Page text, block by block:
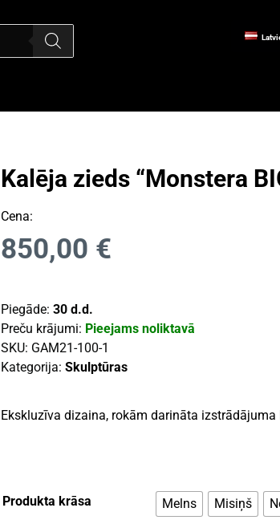
Kalēja zieds “Monstera
Cena:
850,00 €
Piegāde:30 d.d.
Preču krājumi: Pieejams noliktavā
SKU: GAM21-100-1
Kategorija:Skulptūras
Ekskluzīva dizaina, rokām darināta izstrādājuma
Produkta krāsa Melns Misiņš